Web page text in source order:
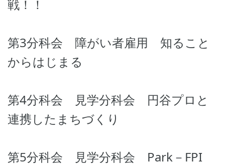
戦！！
第3分科会 障がい者雇用 知ること
からはじまる
第4分科会 見学分科会 円谷プロと
連携したまちづくり
第5分科会 見学分科会 Park－FPI